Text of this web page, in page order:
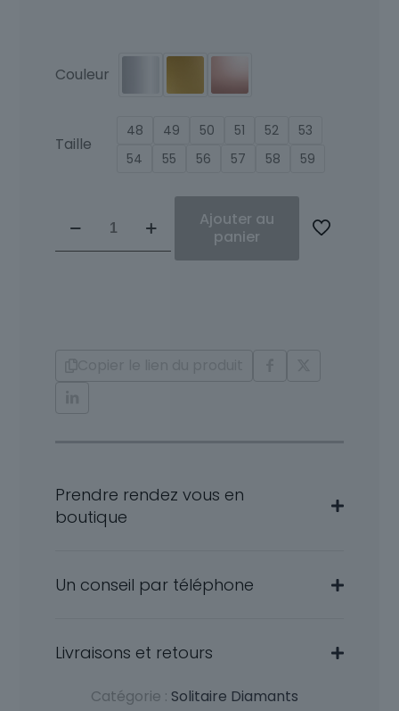
Couleur
Taille
48 49 50 51 52
53
54
55 56 57 58 59
Solitaire
Ajouter au
panier
Prendre rendez vous en
boutique
Un conseil par téléphone
Livraisons et retours
Catégorie : Solitaire Diamants